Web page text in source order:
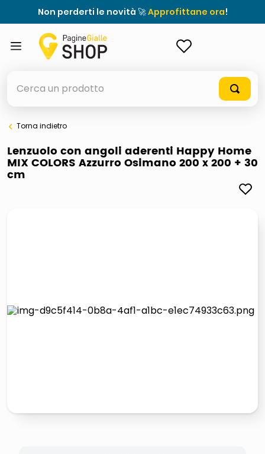
Non perderti le novità 🚀Approfittane ora!
elenchi telefonici
orologio parete
pattumiera raccolta differenziata
Torna indietro
Lenzuolo con angoli aderenti Happy Home
MIX COLORS Azzurro Osimano 200 x 200 + 30
cm